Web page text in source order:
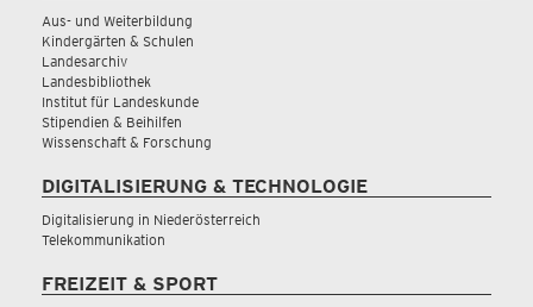
Aus- und Weiterbildung
Kindergärten & Schulen
Landesarchiv
Landesbibliothek
Institut für Landeskunde
Stipendien & Beihilfen
Wissenschaft & Forschung
DIGITALISIERUNG & TECHNOLOGIE
Digitalisierung in Niederösterreich
Telekommunikation
FREIZEIT & SPORT